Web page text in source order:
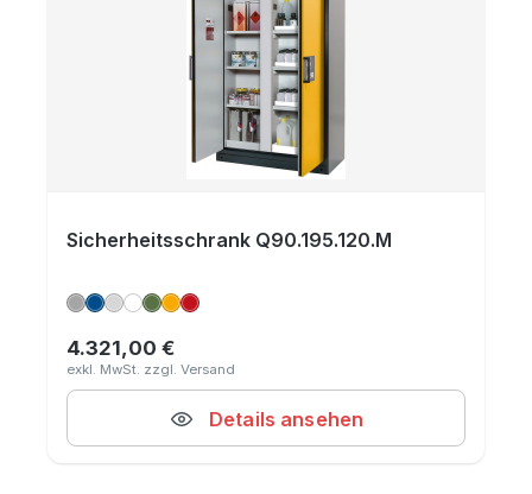
Sicherheitsschrank Q90.195.120.M
Regulärer Preis:
4.321,00 €
Details ansehen